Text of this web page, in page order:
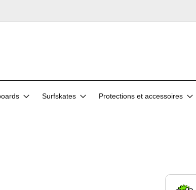
Surfskates Protections et accessoires